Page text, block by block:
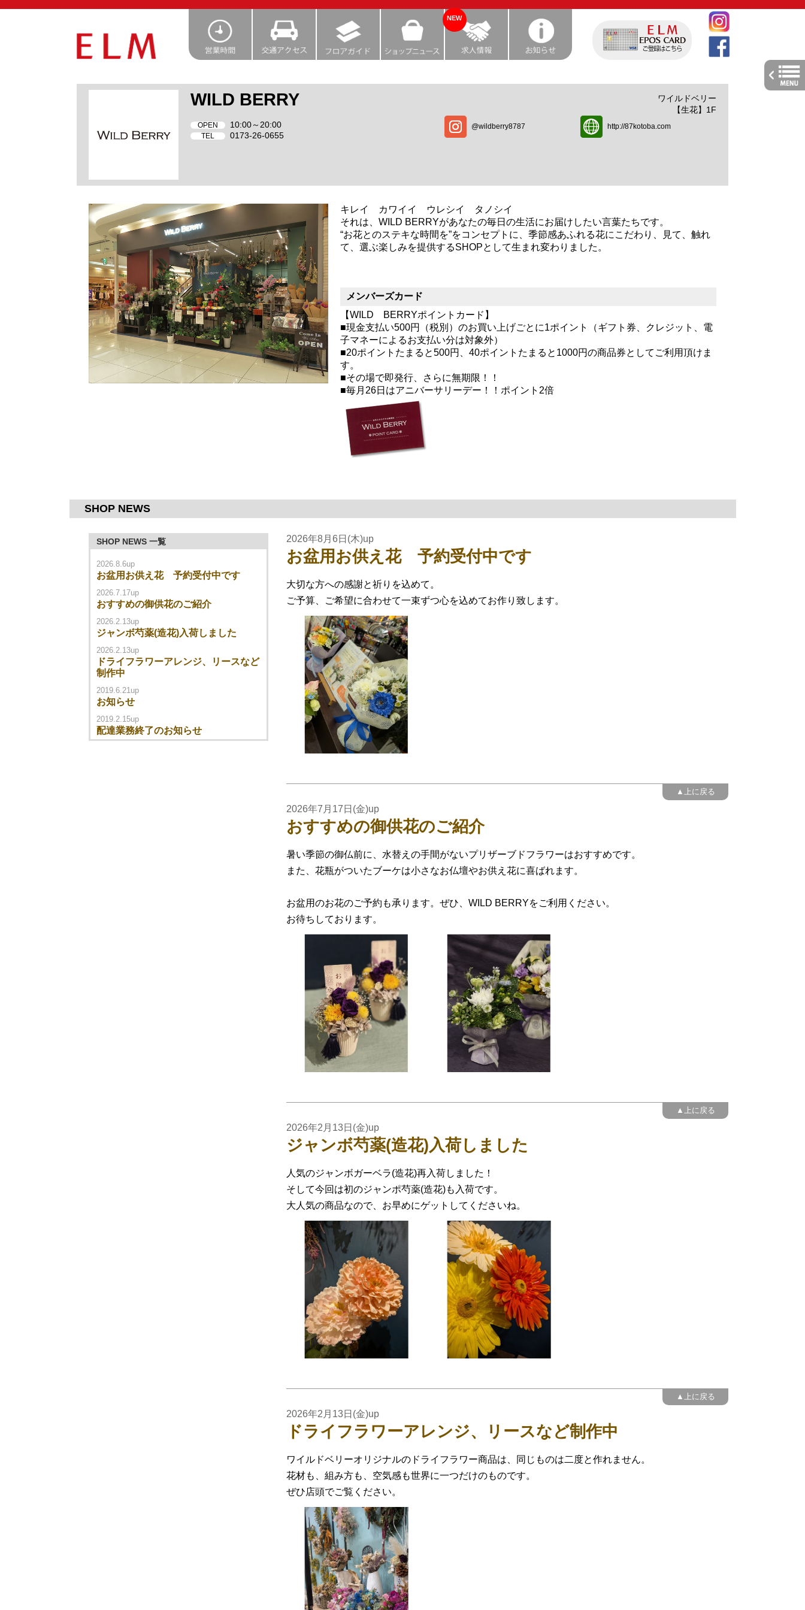
toggle
NEW
WILD BERRY
ワイルドベリー
【生花】1F
OPEN 10:00～20:00
TEL 0173-26-0655
@wildberry8787 http://87kotoba.com
キレイ カワイイ ウレシイ タノシイ
それは、WILD BERRYがあなたの毎日の生活にお届けしたい言葉たちです。
“お花とのステキな時間を”をコンセプトに、季節感あふれる花にこだわり、見て、触れ
て、選ぶ楽しみを提供するSHOPとして生まれ変わりました。
メンバーズカード
【WILD BERRYポイントカード】
■現金支払い500円（税別）のお買い上げごとに1ポイント（ギフト券、クレジット、電
子マネーによるお支払い分は対象外）
■20ポイントたまると500円、40ポイントたまると1000円の商品券としてご利用頂けま
す。
■その場で即発行、さらに無期限！！
■毎月26日はアニバーサリーデー！！ポイント2倍
SHOP NEWS
SHOP NEWS 一覧
2026.8.6up
お盆用お供え花 予約受付中です
2026.7.17up
おすすめの御供花のご紹介
2026.2.13up
ジャンボ芍薬(造花)入荷しました
2026.2.13up
ドライフラワーアレンジ、リースなど
制作中
2019.6.21up
お知らせ
2019.2.15up
配達業務終了のお知らせ
2026年8月6日(木)up
お盆用お供え花 予約受付中です
大切な方への感謝と祈りを込めて。
ご予算、ご希望に合わせて一束ずつ心を込めてお作り致します。
▲上に戻る
2026年7月17日(金)up
おすすめの御供花のご紹介
暑い季節の御仏前に、水替えの手間がないプリザーブドフラワーはおすすめです。
また、花瓶がついたブーケは小さなお仏壇やお供え花に喜ばれます。
お盆用のお花のご予約も承ります。ぜひ、WILD BERRYをご利用ください。
お待ちしております。
▲上に戻る
2026年2月13日(金)up
ジャンボ芍薬(造花)入荷しました
人気のジャンボガーベラ(造花)再入荷しました！
そして今回は初のジャンポ芍薬(造花)も入荷です。
大人気の商品なので、お早めにゲットしてくださいね。
▲上に戻る
2026年2月13日(金)up
ドライフラワーアレンジ、リースなど制作中
ワイルドベリーオリジナルのドライフラワー商品は、同じものは二度と作れません。
花材も、組み方も、空気感も世界に一つだけのものです。
ぜひ店頭でご覧ください。